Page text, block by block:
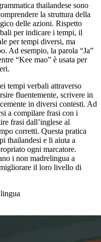
thailandese sono
la struttura della
delle azioni. Rispetto
per indicare i tempi, il
per tempi diversi, ma
Ad esempio, la parola “Ja”
“Kee mao” è usata per
tempi verbali attraverso
fluentemente, scrivere in
in diversi contesti. Ad
a compilare frasi con i
frasi dall’inglese al
corretti. Questa pratica
thailandesi e li aiuta a
ogni marcatore.
i non madrelingua a
il loro livello di